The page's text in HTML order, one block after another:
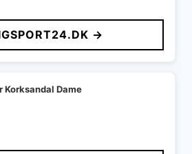
kr..
pris
er:
275 kr..
→
Korksandal Dame